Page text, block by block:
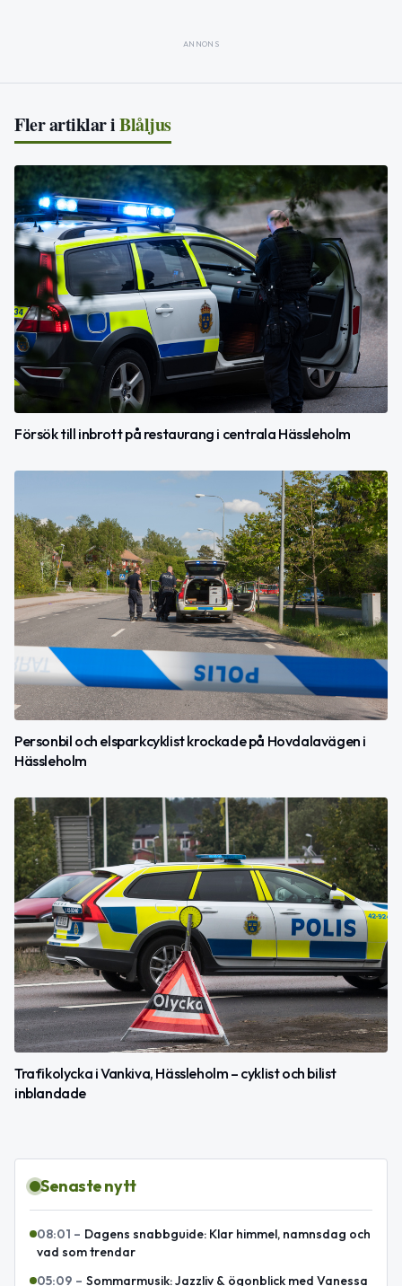
ANNONS
Fler artiklar iBlåljus
Försök till inbrott på restaurang i centrala Hässleholm
Personbil och elsparkcyklist krockade på Hovdalavägen i
Hässleholm
Trafikolycka i Vankiva, Hässleholm – cyklist och bilist
inblandade
Senaste nytt
08:01 – Dagens snabbguide: Klar himmel, namnsdag och
vad som trendar
05:09 – Sommarmusik: Jazzliv & ögonblick med Vanessa